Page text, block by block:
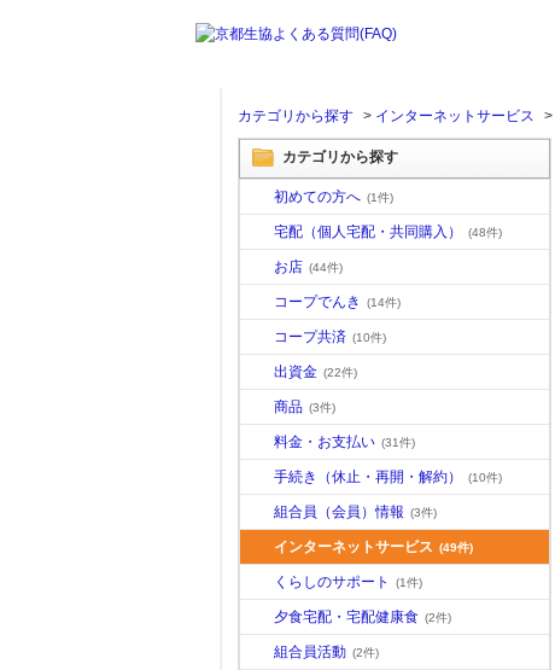
カテゴリから探す > インターネットサービス >
カテゴリから探す
初めての方へ (1件)
宅配（個人宅配・共同購入） (48件)
お店 (44件)
コープでんき (14件)
コープ共済 (10件)
出資金 (22件)
商品 (3件)
料金・お支払い (31件)
手続き（休止・再開・解約） (10件)
組合員（会員）情報 (3件)
インターネットサービス (49件)
くらしのサポート (1件)
夕食宅配・宅配健康食 (2件)
組合員活動 (2件)